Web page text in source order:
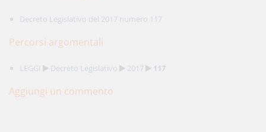
Decreto Legislativo del 2017 numero 117
Percorsi argomentali
LEGGI Decreto Legislativo 2017 117
Aggiungi un commento